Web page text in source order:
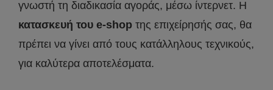
γνωστή τη διαδικασία αγοράς, μέσω ίντερνετ. Η
κατασκευή του e-shop της επιχείρησής σας, θα
πρέπει να γίνει από τους κατάλληλους τεχνικούς,
για καλύτερα αποτελέσματα.